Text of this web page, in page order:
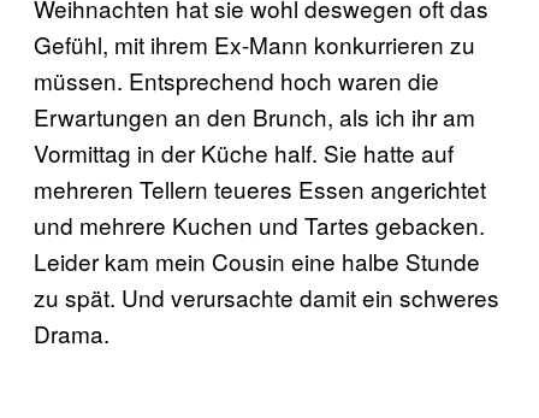
Weihnachten hat sie wohl deswegen oft das
Gefühl, mit ihrem Ex-Mann konkurrieren zu
müssen. Entsprechend hoch waren die
Erwartungen an den Brunch, als ich ihr am
Vormittag in der Küche half. Sie hatte auf
mehreren Tellern teueres Essen angerichtet
und mehrere Kuchen und Tartes gebacken.
Leider kam mein Cousin eine halbe Stunde
zu spät. Und verursachte damit ein schweres
Drama.